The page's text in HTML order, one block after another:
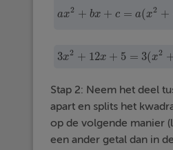
ax2 + bx + c = a(x2 +
ax 2+ bx + c= a(x2+ ba
3x2 + 12x + 5 = 3(x2
3x 2+12x + 5= 3(x2+
Stap 2: Neem het deel
apart en splits het
op de volgende manier
een ander getal dan in